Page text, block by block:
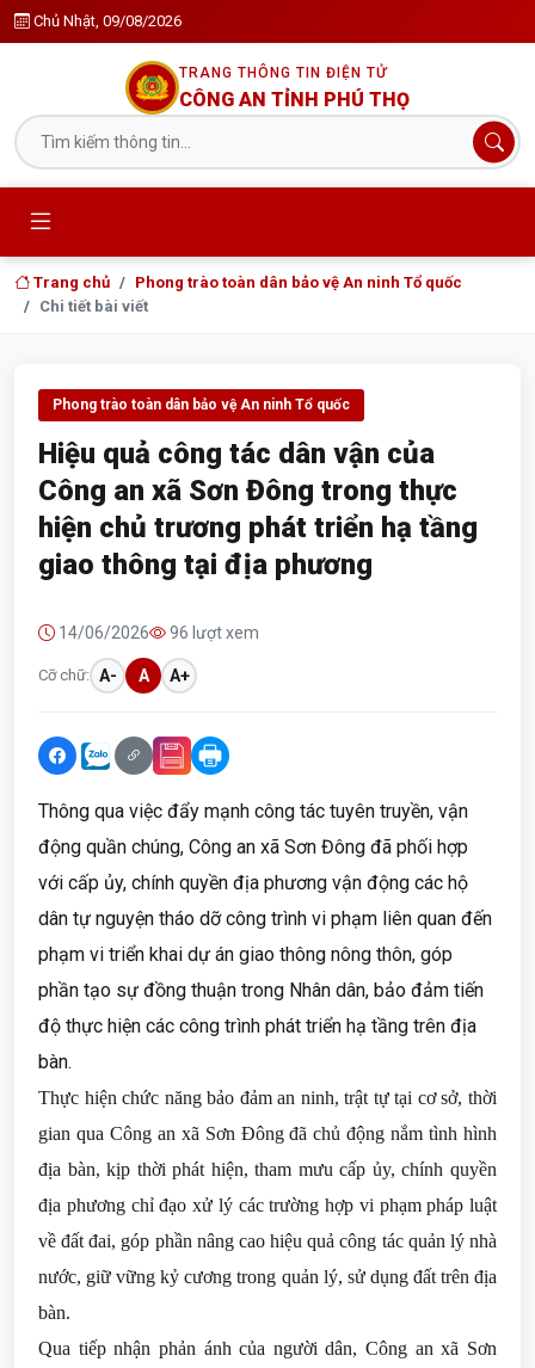
Chủ Nhật, 09/08/2026
TRANG THÔNG TIN ĐIỆN TỬ
CÔNG AN TỈNH PHÚ THỌ
Trang chủ
Phong trào toàn dân bảo vệ An ninh Tổ quốc
Chi tiết bài viết
Phong trào toàn dân bảo vệ An ninh Tổ quốc
Hiệu quả công tác dân vận của
Công an xã Sơn Đông trong thực
hiện chủ trương phát triển hạ tầng
giao thông tại địa phương
14/06/2026 96 lượt xem
Cỡ chữ: A- A A+
Thông qua việc đẩy mạnh công tác tuyên truyền, vận
động quần chúng, Công an xã Sơn Đông đã phối hợp
với cấp ủy, chính quyền địa phương vận động các hộ
dân tự nguyện tháo dỡ công trình vi phạm liên quan đến
phạm vi triển khai dự án giao thông nông thôn, góp
phần tạo sự đồng thuận trong Nhân dân, bảo đảm tiến
độ thực hiện các công trình phát triển hạ tầng trên địa
bàn.
Thực hiện chức năng bảo đảm an ninh, trật tự tại cơ sở, thời
gian qua Công an xã Sơn Đông đã chủ động nắm tình hình
địa bàn, kịp thời phát hiện, tham mưu cấp ủy, chính quyền
địa phương chỉ đạo xử lý các trường hợp vi phạm pháp luật
về đất đai, góp phần nâng cao hiệu quả công tác quản lý nhà
nước, giữ vững kỷ cương trong quản lý, sử dụng đất trên địa
bàn.
Qua tiếp nhận phản ánh của người dân, Công an xã Sơn